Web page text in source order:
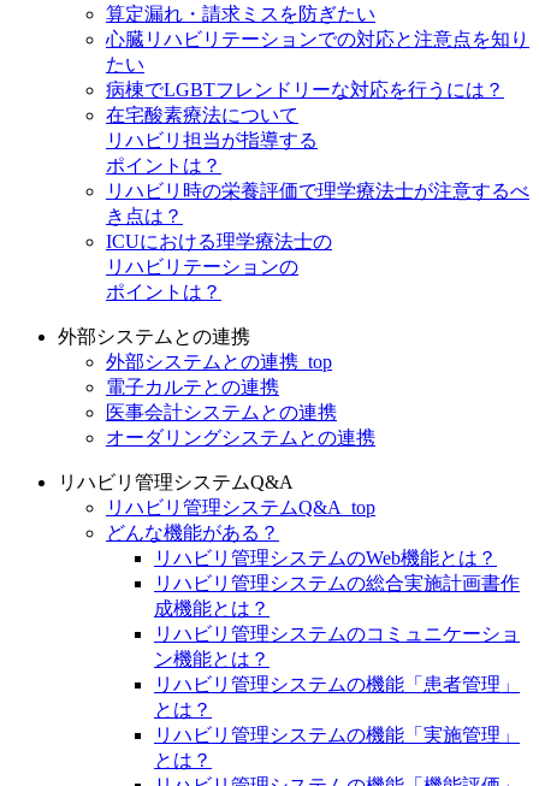
算定漏れ・請求ミスを防ぎたい
心臓リハビリテーションでの対応と注意点を知り
たい
病棟でLGBTフレンドリーな対応を行うには？
在宅酸素療法について
リハビリ担当が指導する
ポイントは？
リハビリ時の栄養評価で理学療法士が注意するべ
き点は？
ICUにおける理学療法士の
リハビリテーションの
ポイントは？
外部システムとの連携
外部システムとの連携_top
電子カルテとの連携
医事会計システムとの連携
オーダリングシステムとの連携
リハビリ管理システムQ&A
リハビリ管理システムQ&A_top
どんな機能がある？
リハビリ管理システムのWeb機能とは？
リハビリ管理システムの総合実施計画書作
成機能とは？
リハビリ管理システムのコミュニケーショ
ン機能とは？
リハビリ管理システムの機能「患者管理」
とは？
リハビリ管理システムの機能「実施管理」
とは？